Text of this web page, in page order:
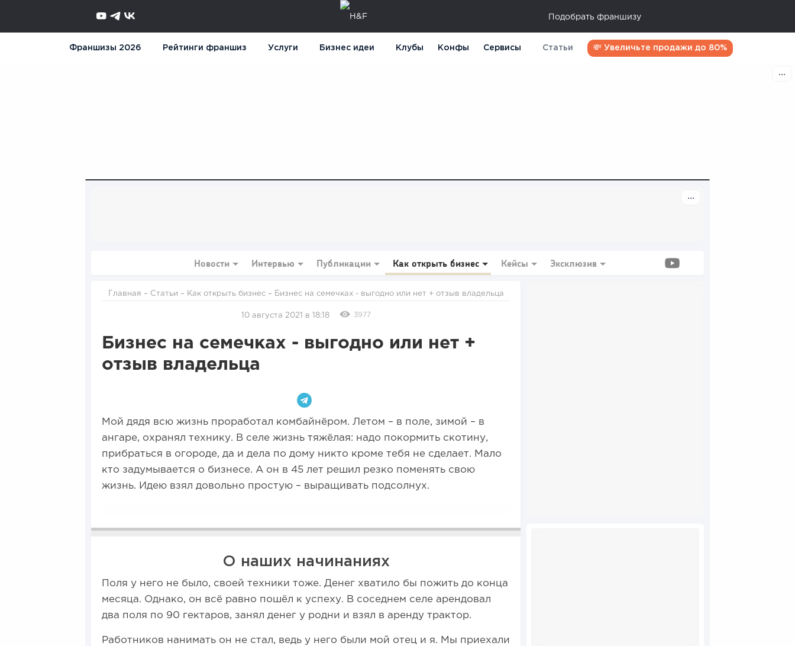
Подобрать франшизу
Франшизы 2026 Рейтинги франшиз Услуги Бизнес идеи Клубы Конфы Сервисы Статьи 💸 Увеличьте продажи до 80%
Новости Интервью Публикации Как открыть бизнес Кейсы Эксклюзив
Главная – Статьи – Как открыть бизнес – Бизнес на семечках - выгодно или нет + отзыв владельца
10 августа 2021 в 18:18 3977
Бизнес на семечках - выгодно или нет +
отзыв владельца
Мой дядя всю жизнь проработал комбайнёром. Летом – в поле, зимой – в
ангаре, охранял технику. В селе жизнь тяжёлая: надо покормить скотину,
прибраться в огороде, да и дела по дому никто кроме тебя не сделает. Мало
кто задумывается о бизнесе. А он в 45 лет решил резко поменять свою
жизнь. Идею взял довольно простую – выращивать подсолнух.
О наших начинаниях
Поля у него не было, своей техники тоже. Денег хватило бы пожить до конца
месяца. Однако, он всё равно пошёл к успеху. В соседнем селе арендовал
два поля по 90 гектаров, занял денег у родни и взял в аренду трактор.
Работников нанимать он не стал, ведь у него были мой отец и я. Мы приехали